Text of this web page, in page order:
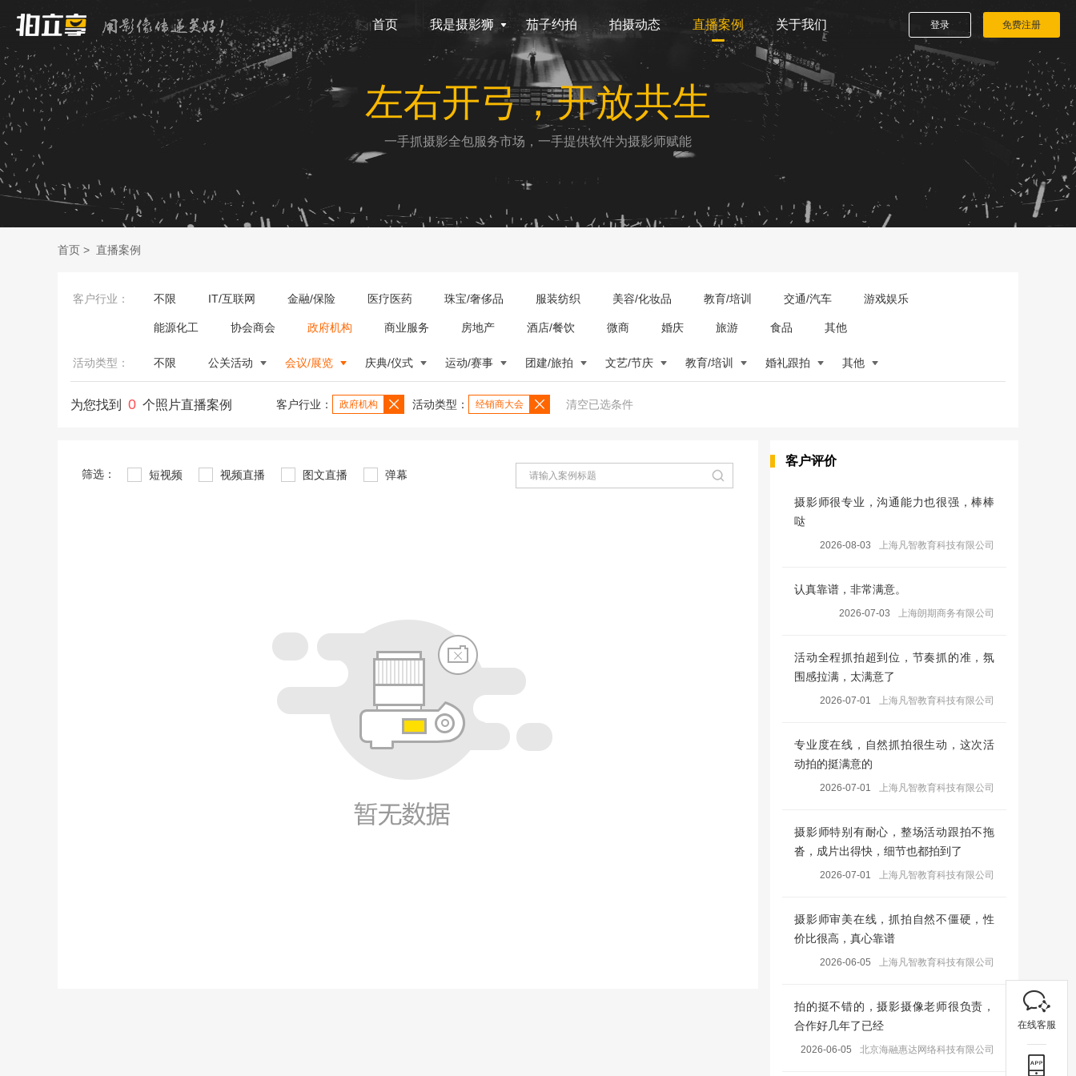
首页 我是摄影狮 茄子约拍 拍摄动态 直播案例 关于我们 登录 免费注册
左右开弓，开放共生
一手抓摄影全包服务市场，一手提供软件为摄影师赋能
首页 > 直播案例
客户行业： 不限 IT/互联网 金融/保险 医疗医药 珠宝/奢侈品 服装纺织 美容/化妆品 教育/培训 交通/汽车 游戏娱乐
能源化工 协会商会 政府机构 商业服务 房地产 酒店/餐饮 微商 婚庆 旅游 食品 其他
活动类型： 不限 公关活动 会议/展览 庆典/仪式 运动/赛事 团建/旅拍 文艺/节庆 教育/培训 婚礼跟拍 其他
为您找到 0 个照片直播案例 客户行业： 政府机构 活动类型： 经销商大会 清空已选条件
筛选： 短视频 视频直播 图文直播 弹幕
客户评价
摄影师很专业，沟通能力也很强，棒棒
哒
2026-08-03 上海凡智教育科技有限公司
认真靠谱，非常满意。
2026-07-03 上海朗期商务有限公司
活动全程抓拍超到位，节奏抓的准，氛
围感拉满，太满意了
2026-07-01 上海凡智教育科技有限公司
专业度在线，自然抓拍很生动，这次活
动拍的挺满意的
2026-07-01 上海凡智教育科技有限公司
摄影师特别有耐心，整场活动跟拍不拖
沓，成片出得快，细节也都拍到了
2026-07-01 上海凡智教育科技有限公司
摄影师审美在线，抓拍自然不僵硬，性
价比很高，真心靠谱
2026-06-05 上海凡智教育科技有限公司
拍的挺不错的，摄影摄像老师很负责，
合作好几年了已经
2026-06-05 北京海融惠达网络科技有限公司
在线客服